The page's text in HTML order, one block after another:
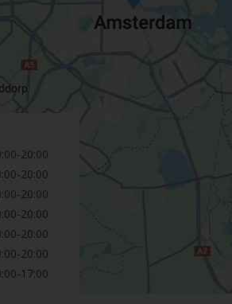
20:00
20:00
20:00
20:00
20:00
20:00
17:00